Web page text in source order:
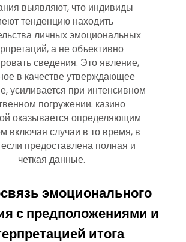
выявляют, что индивиды
тенденцию находить
личных эмоциональных
а не объективно
сведения. Это явление,
в качестве утверждающее
усиливается при интенсивном
погружении. казино
оказывается определяющим
включая случаи в то время, в
предоставлена полная и
четкая данные.
эмоционального
с предположениями и
итога